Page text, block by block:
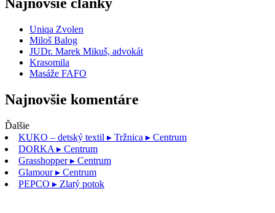
Najnovšie články
Uniqa Zvolen
Miloš Balog
JUDr. Marek Mikuš, advokát
Krasomila
Masáže FAFO
Najnovšie komentáre
Ďalšie
KUKO – detský textil ▸ Tržnica ▸ Centrum
DORKA ▸ Centrum
Grasshopper▸ Centrum
Glamour▸ Centrum
PEPCO ▸ Zlatý potok